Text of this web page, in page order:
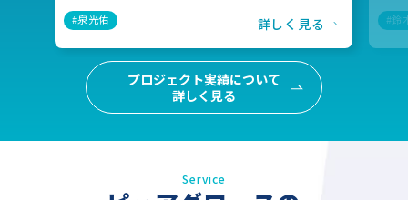
#泉光佑 詳しく見る #鈴
プロジェクト実績について
詳しく見る
Service